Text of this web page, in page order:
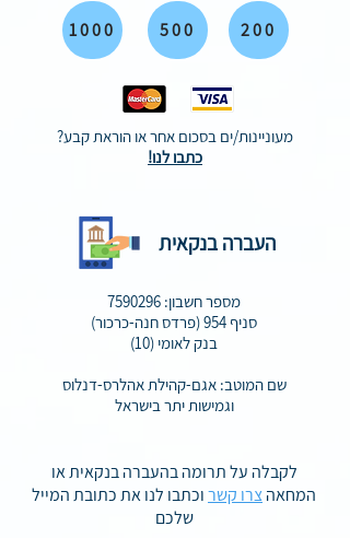
1000 500 200
מעוניינות/ים בסכום אחר או הוראת קבע?
כתבו לנו!
העברה בנקאית
מספר חשבון: 7590296
סניף 954 (פרדס חנה-כרכור)
בנק לאומי (10)
שם המוטב: אגם-קהילת אהלרס-דנלוס
וגמישות יתר בישראל
לקבלה על תרומה בהעברה בנקאית או
המחאהצרו קשרוכתבו לנו את כתובת המייל
שלכם